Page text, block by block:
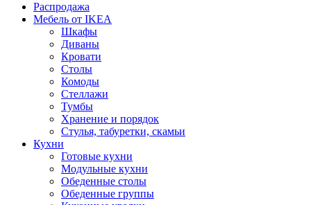
Распродажа
Мебель от IKEA
Шкафы
Диваны
Кровати
Столы
Комоды
Стеллажи
Тумбы
Хранение и порядок
Стулья, табуретки, скамьи
Кухни
Готовые кухни
Модульные кухни
Обеденные столы
Обеденные группы